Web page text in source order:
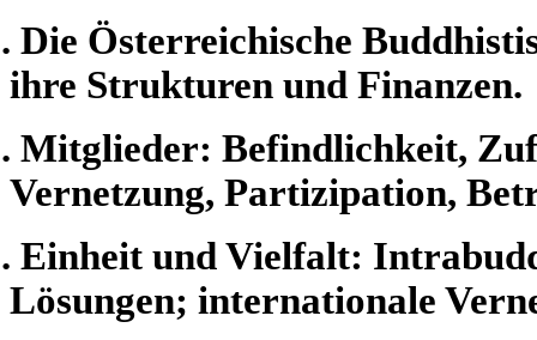
Die Österreichische
ihre Strukturen und Finanzen.
Mitglieder: Befindlichkeit,
Vernetzung, Partizipation,
Einheit und Vielfalt:
Lösungen; internationale